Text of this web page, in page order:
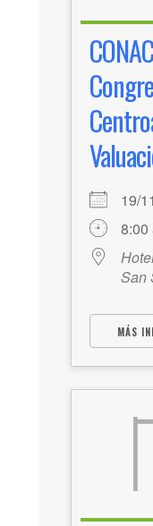
19/
8:00
San
MÁS